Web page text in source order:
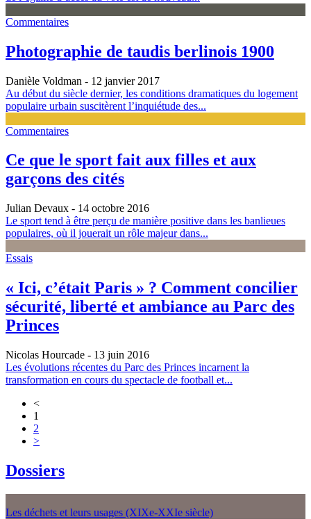
Commentaires
Photographie de taudis berlinois 1900
Danièle Voldman - 12 janvier 2017
Au début du siècle dernier, les conditions dramatiques du logement
populaire urbain suscitèrent l’inquiétude des...
Commentaires
Ce que le sport fait aux filles et aux
garçons des cités
Julian Devaux - 14 octobre 2016
Le sport tend à être perçu de manière positive dans les banlieues
populaires, où il jouerait un rôle majeur dans...
Essais
« Ici, c’était Paris » ? Comment concilier
sécurité, liberté et ambiance au Parc des
Princes
Nicolas Hourcade - 13 juin 2016
Les évolutions récentes du Parc des Princes incarnent la
transformation en cours du spectacle de football et...
<
1
2
>
Dossiers
Les déchets et leurs usages (XIXe-XXIe siècle)